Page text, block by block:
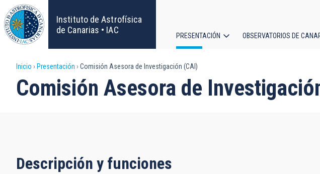
Pasar
al
contenido
principal
Instituto de Astrofísica
de Canarias • IAC
Navegación
principal
PRESENTACIÓN OBSERVATORIOS DE
Sobrescribir
enlaces
a
Inicio Presentación Comisión Asesora de Investigación (CAI)
Comisión Asesora de
Descripción y funciones